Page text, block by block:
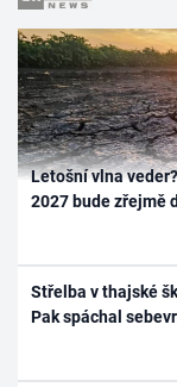
Letošní vlna
2027 bude zřejmě
Střelba v thajské
Pak spáchal